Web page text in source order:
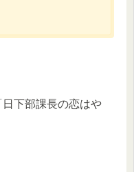
下部課長の恋はや